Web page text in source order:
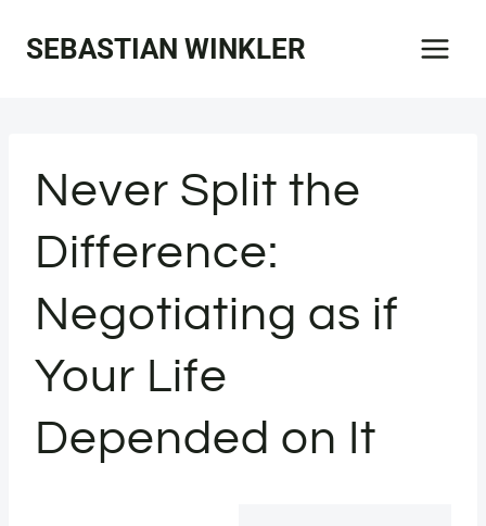
InhaltSEBASTIAN WINKLER
Never Split the
Difference:
Negotiating as if
Your Life
Depended on It